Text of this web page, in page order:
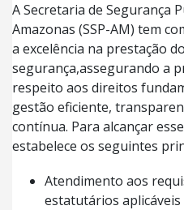
A Secretaria de Segurança
Amazonas (SSP-AM) tem
a excelência na prestação
segurança,assegurando a
respeito aos direitos
gestão eficiente,
contínua. Para alcançar
estabelece os seguintes
Atendimento aos
estatutários